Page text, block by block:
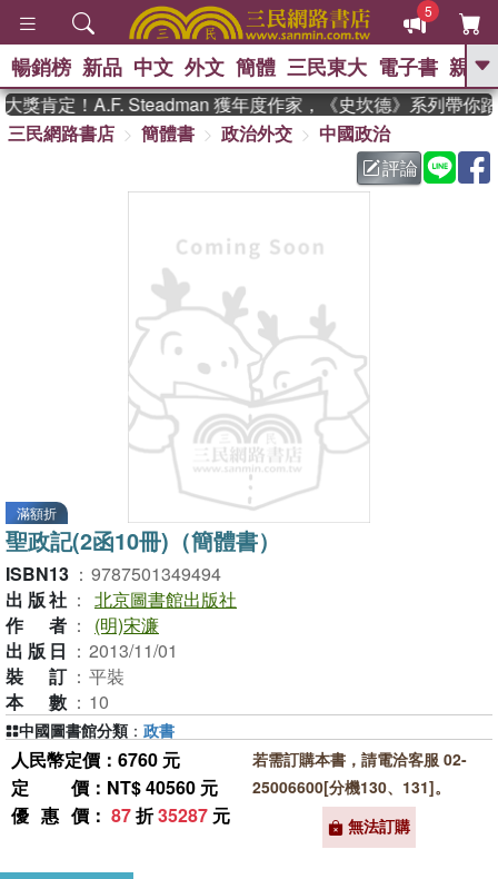
5
GO
熱搜： 東野圭吾 、 高希均教授回憶錄
父親節 、 如果歷
暑期推薦 、 國際布克
偉大的迷走神經
暢銷榜 新品 中文 外文 簡體 三民東大 電子書 親子
獎肯定！A.F. Steadman 獲年度作家，《史坎德》系列帶你踏
三民網路書店
簡體書 政治外交
中國政治
評論
滿額折
聖政記(2函10冊)（簡體書）
ISBN13 ： 9787501349494
出版社 ： 北京圖書館出版社
作者 ：
(明)宋濂
出版日 ： 2013/11/01
裝訂 ： 平裝
本數 ： 10
人民幣定價：6760 元
定價 ：NT$ 40560 元
優惠價 ： 87折35287 元
若需訂購本書，請電洽客服 02-
25006600[分機130、131]。
無法訂購
中國圖書館分類 ： 政書